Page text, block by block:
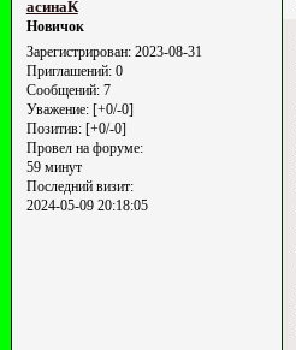
асинаК
Новичок
Зарегистрирован: 2023-08-31
Приглашений:0
Сообщений:7
Уважение: [+0/-0]
Позитив: [+0/-0]
Провел на форуме:
59 минут
Последний визит:
2024-05-09 20:18:05